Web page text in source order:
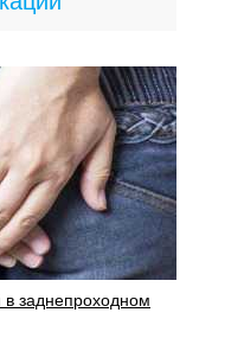
заднепроходном